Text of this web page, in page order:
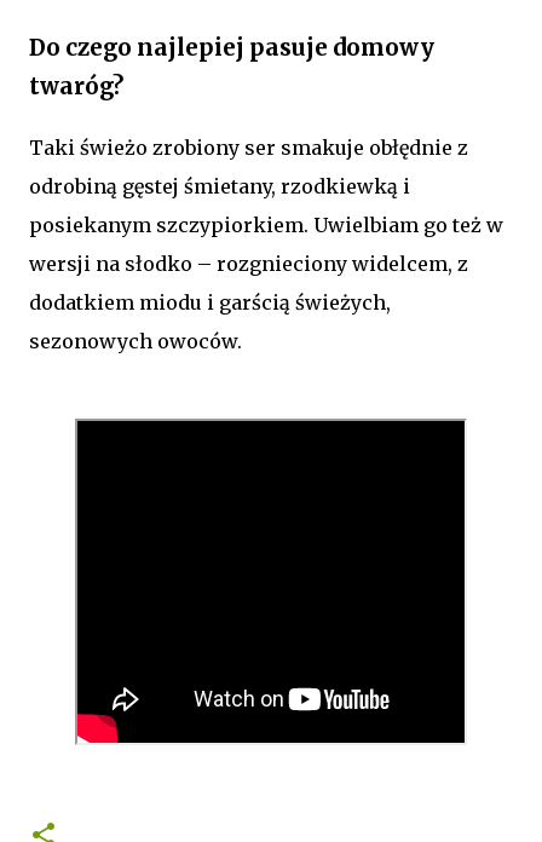
Do czego najlepiej pasuje domowy
twaróg?
Taki świeżo zrobiony ser smakuje obłędnie z
odrobiną gęstej śmietany, rzodkiewką i
posiekanym szczypiorkiem. Uwielbiam go też w
wersji na słodko – rozgnieciony widelcem, z
dodatkiem miodu i garścią świeżych,
sezonowych owoców.